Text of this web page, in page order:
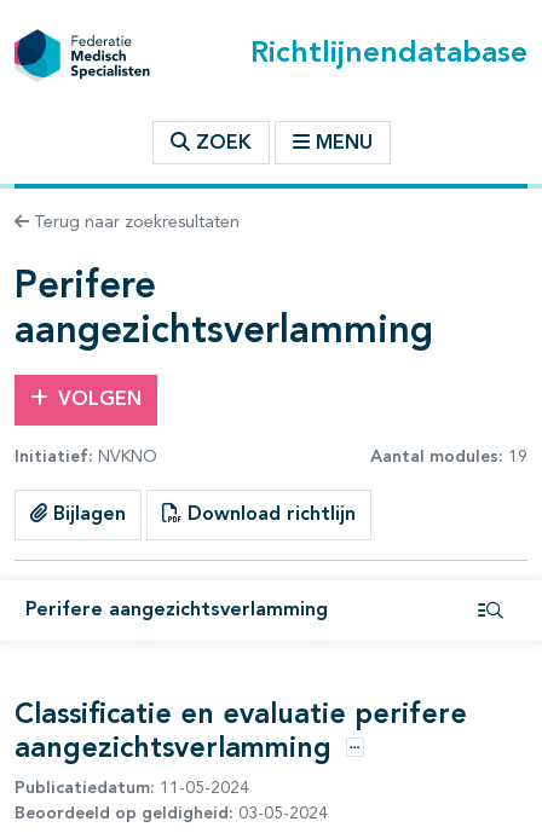
Richtlijnendatabase
ZOEK MENU
Terug naar zoekresultaten
Perifere
aangezichtsverlamming
VOLGEN
Initiatief: NVKNO Aantal modules: 19
Bijlagen Download richtlijn
Perifere aangezichtsverlamming
binnen deze richtlijn
open- en dichtklappen
Classificatie en evaluatie perifere
aangezichtsverlamming
Opties
Publicatiedatum: 11-05-2024
Beoordeeld op geldigheid: 03-05-2024